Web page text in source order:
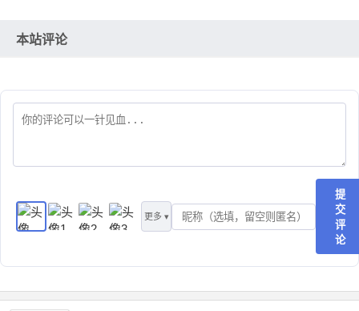
本站评论
更多 ▾
提
交
评
论